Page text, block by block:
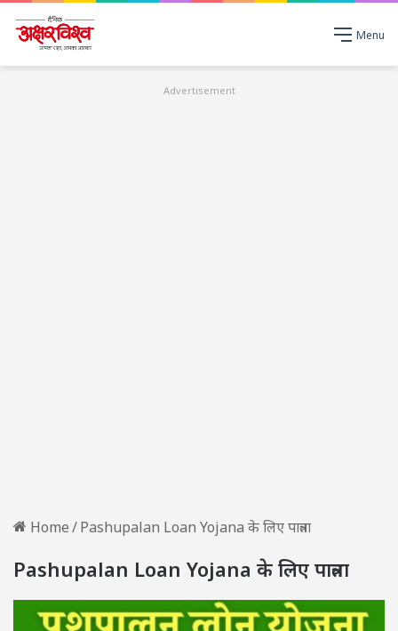
Menu
Advertisement
Home/Pashupalan Loan Yojana के लिए पात्रता
Pashupalan Loan Yojana के लिए पात्रता